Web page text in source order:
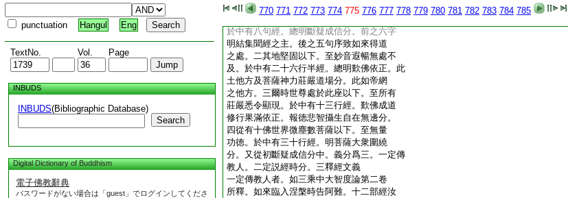
punctuation Hangul Eng
TextNo. Vol. Page
INBUDS
INBUDS(Bibliographic Database)
Search
Digital Dictionary of Buddhism
電子佛教辭典
パスワードがない場合は「guest」でログインしてくださ
770 771 772 773 774 775 776 777 778 779 780 781 782 783 784 785
量功徳以來。於中有七十一行經。長科爲四
於中有八句經。總明斷疑成信分。前之六字
明結集聞經之主。後之五句序致如來得道
之處。二其地堅固以下。至妙音遐暢無處不
及。於中有二十六行半經。總明歎佛依正。此
土他方及菩薩神力莊嚴道場分。此如帝網
之他方。三爾時世尊處於此座以下。至所有
莊嚴悉令顯現。於中有十三行經。歎佛成道
修行果滿依正。報徳悲智攝生自在無邊分。
四從有十佛世界微塵數菩薩以下。至無量
功徳。於中有三十行經。明菩薩大衆圍繞
分。又從初斷疑成信分中。義分爲三。一定傳
教人。二定説經時分。三釋經文義
一定傳教人者。如三乘中大智度論第二卷
所釋。如來臨入涅槃時告阿難。十二部經汝